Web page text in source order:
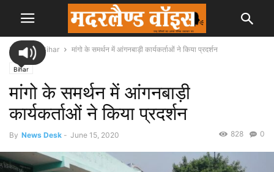
Home Bihar मांगो के समर्थन में आंगनबाड़ी कार्यकर्ताओं ने किया प्रदर्शन
Bihar
मांगो के समर्थन में आंगनबाड़ी
कार्यकर्ताओं ने किया प्रदर्शन
By News Desk - June 15, 2020 0
828